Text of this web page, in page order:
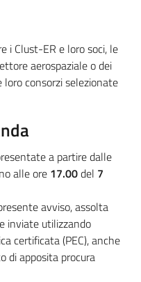
i Clust-ER e loro soci, le
aerospaziale o dei
consorzi selezionate
a partire dalle
alle ore 17.00del 7
avviso, assolta
inviate utilizzando
certificata (PEC), anche
di apposita procura